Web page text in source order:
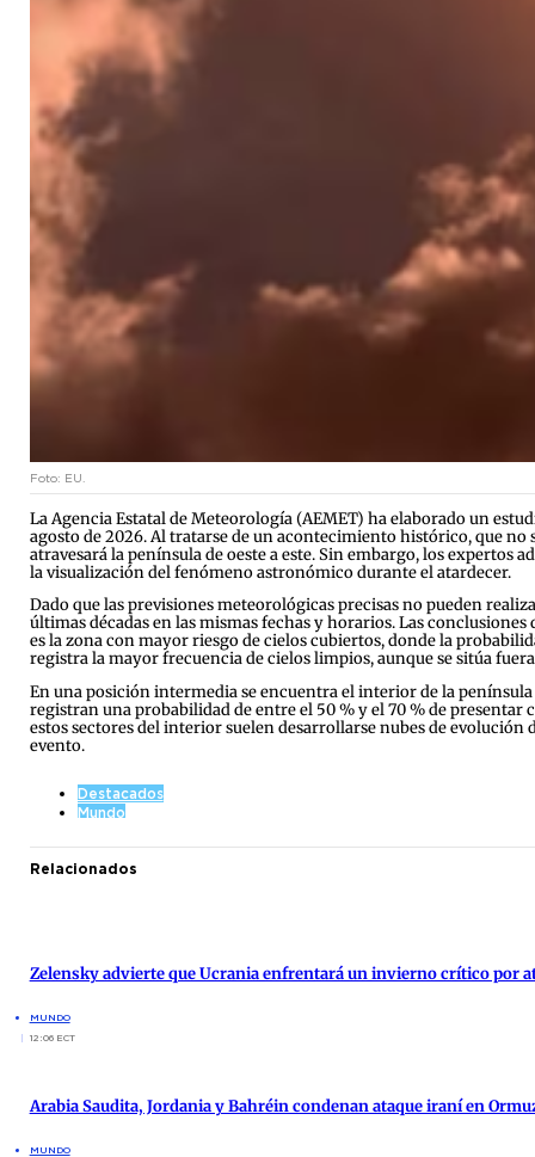
Foto: EU.
La Agencia Estatal de Meteorología (AEMET) ha elaborado un
agosto de 2026. Al tratarse de un acontecimiento histórico, que no
atravesará la península de oeste a este. Sin embargo, los
la visualización del fenómeno astronómico durante el atardecer.
Dado que las previsiones meteorológicas precisas no pueden
últimas décadas en las mismas fechas y horarios. Las
es la zona con mayor riesgo de cielos cubiertos, donde la
registra la mayor frecuencia de cielos limpios, aunque se sitúa
En una posición intermedia se encuentra el interior de la península
registran una probabilidad de entre el 50 % y el 70 % de presentar
estos sectores del interior suelen desarrollarse nubes de
evento.
Destacados
Mundo
Relacionados
Zelensky advierte que Ucrania enfrentará un invierno crítico por
MUNDO
12:06 ECT
Arabia Saudita, Jordania y Bahréin condenan ataque iraní en
MUNDO